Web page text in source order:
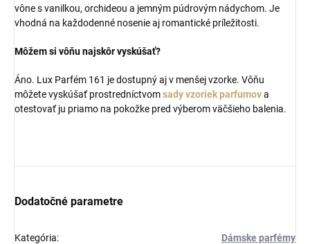
vône s vanilkou, orchideou a jemným púdrovým nádychom. Je
vhodná na každodenné nosenie aj romantické príležitosti.
Môžem si vôňu najskôr vyskúšať?
Áno. Lux Parfém 161 je dostupný aj v menšej vzorke. Vôňu
môžete vyskúšať prostredníctvomsady vzoriek parfumova
otestovať ju priamo na pokožke pred výberom väčšieho balenia.
Dodatočné parametre
Kategória: Dámske parfémy